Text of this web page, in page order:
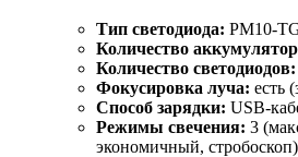
Тип светодиода: PM10-
Количество
Количество светодиодов:
Фокусировка луча: есть
Способ зарядки: USB-
Режимы свечения: 3
экономичный, стробоскоп)